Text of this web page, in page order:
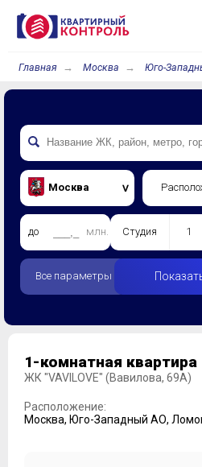
Главная Москва Юго-
Москва
до млн. Студия 1
Все параметры
1-комнатная
ЖК "VAVILOVE" (Вавилова, 69А)
Расположение:
Москва, Юго-Западный АО,